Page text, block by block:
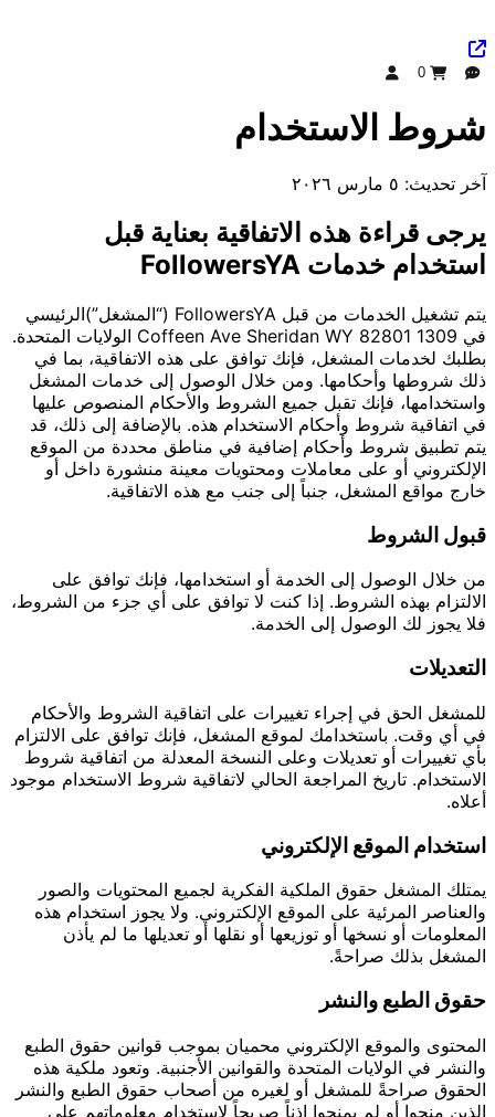
0
شروط الاستخدام
آخر تحديث: ٥ مارس ٢٠٢٦
يرجى قراءة هذه الاتفاقية بعناية قبل
استخدام خدمات FollowersYA
يتم تشغيل الخدمات من قبل FollowersYA (“المشغل”)الرئيسي
في 1309 Coffeen Ave Sheridan WY 82801 الولايات المتحدة.
بطلبك لخدمات المشغل، فإنك توافق على هذه الاتفاقية، بما في
ذلك شروطها وأحكامها. ومن خلال الوصول إلى خدمات المشغل
واستخدامها، فإنك تقبل جميع الشروط والأحكام المنصوص عليها
في اتفاقية شروط وأحكام الاستخدام هذه. بالإضافة إلى ذلك، قد
يتم تطبيق شروط وأحكام إضافية في مناطق محددة من الموقع
الإلكتروني أو على معاملات ومحتويات معينة منشورة داخل أو
خارج مواقع المشغل، جنباً إلى جنب مع هذه الاتفاقية.
قبول الشروط
من خلال الوصول إلى الخدمة أو استخدامها، فإنك توافق على
الالتزام بهذه الشروط. إذا كنت لا توافق على أي جزء من الشروط،
فلا يجوز لك الوصول إلى الخدمة.
التعديلات
للمشغل الحق في إجراء تغييرات على اتفاقية الشروط والأحكام
في أي وقت. باستخدامك لموقع المشغل، فإنك توافق على الالتزام
بأي تغييرات أو تعديلات وعلى النسخة المعدلة من اتفاقية شروط
الاستخدام. تاريخ المراجعة الحالي لاتفاقية شروط الاستخدام موجود
أعلاه.
استخدام الموقع الإلكتروني
يمتلك المشغل حقوق الملكية الفكرية لجميع المحتويات والصور
والعناصر المرئية على الموقع الإلكتروني. ولا يجوز استخدام هذه
المعلومات أو نسخها أو توزيعها أو نقلها أو تعديلها ما لم يأذن
المشغل بذلك صراحةً.
حقوق الطبع والنشر
المحتوى والموقع الإلكتروني محميان بموجب قوانين حقوق الطبع
والنشر في الولايات المتحدة والقوانين الأجنبية. وتعود ملكية هذه
الحقوق صراحةً للمشغل أو لغيره من أصحاب حقوق الطبع والنشر
الذين منحوا أو لم يمنحوا إذناً صريحاً لاستخدام معلوماتهم على